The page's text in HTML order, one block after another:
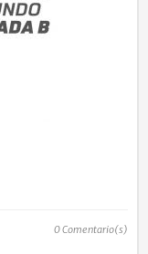
0Comentario(s)